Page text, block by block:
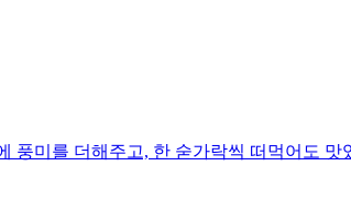
풍미를 더해주고, 한 숟가락씩 떠먹어도 맛